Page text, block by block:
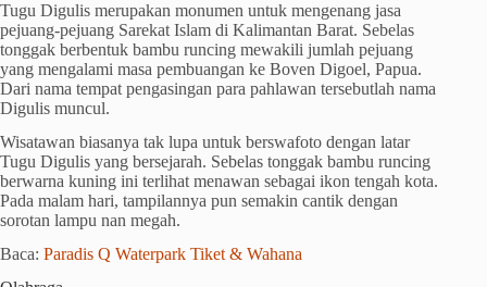
Tugu Digulis merupakan monumen untuk mengenang jasa
pejuang-pejuang Sarekat Islam di Kalimantan Barat. Sebelas
tonggak berbentuk bambu runcing mewakili jumlah pejuang
yang mengalami masa pembuangan ke Boven Digoel, Papua.
Dari nama tempat pengasingan para pahlawan tersebutlah nama
Digulis muncul.
Wisatawan biasanya tak lupa untuk berswafoto dengan latar
Tugu Digulis yang bersejarah. Sebelas tonggak bambu runcing
berwarna kuning ini terlihat menawan sebagai ikon tengah kota.
Pada malam hari, tampilannya pun semakin cantik dengan
sorotan lampu nan megah.
Baca: Paradis Q Waterpark Tiket & Wahana